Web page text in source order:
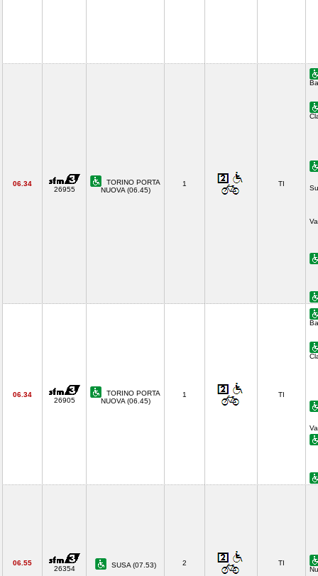
06.34
26955
TORINO PORTA
NUOVA (06.45)
1 TI
06.34
26905
TORINO PORTA
NUOVA (06.45)
1 TI
06.55
26354 SUSA (07.53) 2
TI